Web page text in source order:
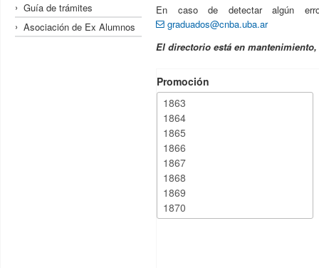
Guía de trámites
Asociación de Ex Alumnos
En caso de detectar algún
graduados@cnba.uba.ar
El directorio está en
Promoción